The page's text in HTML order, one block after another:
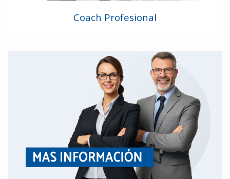
Coach Profesional